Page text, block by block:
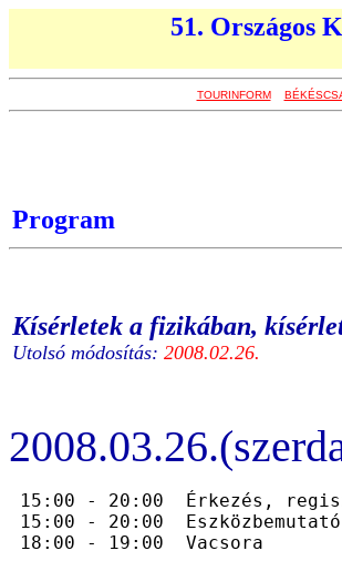
51. Országos
TOURINFORM
Program
Kísérletek a fizikában,
Utolsó módosítás: 2008.02.26.
15:00 - 20:00  Érkezés,
15:00 - 20:00  Eszközbemutató